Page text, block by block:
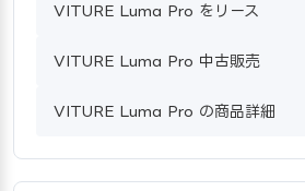
VITURE Luma Pro をリース
VITURE Luma Pro 中古販売
VITURE Luma Pro の商品詳細